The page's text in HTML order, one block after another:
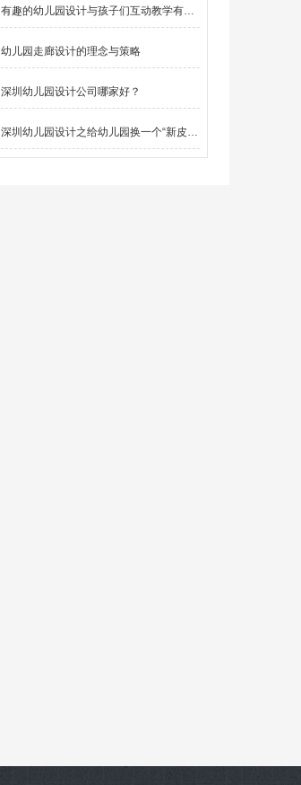
有趣的幼儿园设计与孩子们互动教学有什么作用？
幼儿园走廊设计的理念与策略
深圳幼儿园设计公司哪家好？
深圳幼儿园设计之给幼儿园换一个“新皮肤”